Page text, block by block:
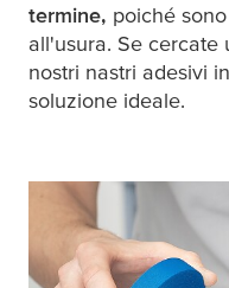
termine, poiché
all'usura. Se cercate
nostri nastri adesivi
soluzione ideale.